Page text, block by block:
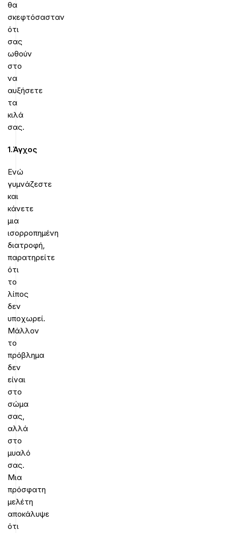
θα
σκεφτόσασταν
ότι
σας
ωθούν
στο
να
αυξήσετε
τα
κιλά
σας.
1.Άγχος
Ενώ
γυμνάζεστε
και
κάνετε
μια
ισορροπημένη
διατροφή,
παρατηρείτε
ότι
το
λίπος
δεν
υποχωρεί.
Μάλλον
το
πρόβλημα
δεν
είναι
στο
σώμα
σας,
αλλά
στο
μυαλό
σας.
Μια
πρόσφατη
μελέτη
αποκάλυψε
ότι